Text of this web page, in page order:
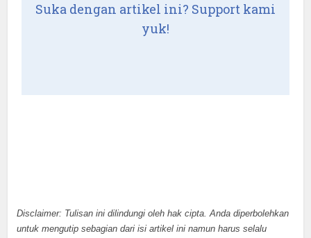
Suka dengan artikel ini? Support kami
yuk!
Disclaimer: Tulisan ini dilindungi oleh hak cipta. Anda diperbolehkan
untuk mengutip sebagian dari isi artikel ini namun harus selalu